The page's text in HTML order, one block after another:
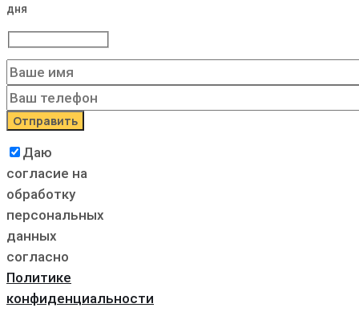
дня
Даю
согласие на
обработку
персональных
данных
согласно
Политике
конфиденциальности